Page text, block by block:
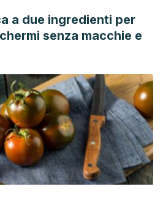
a due ingredienti per
senza macchie e